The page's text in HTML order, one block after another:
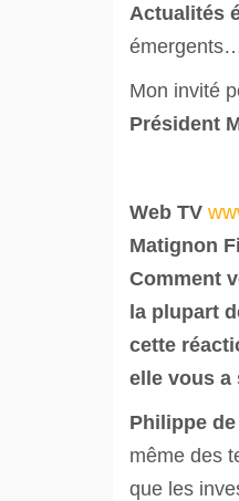
Actualités
Mon invité
Président
Web TV
Matignon
Comment
la plupart
cette
elle vous a
Philippe
même des
que les